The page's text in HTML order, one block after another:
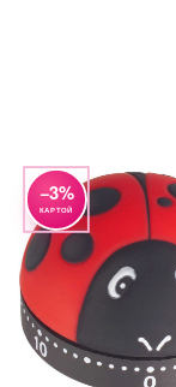
−3%
КАРТОЙ